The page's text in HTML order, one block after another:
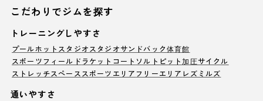
こだわりでジムを探す
トレーニングしやすさ
プールホットスタジオ スタジオサンドバック体育館
スポーツフィールド ラケットコート ソルトピット加圧サイクル
ストレッチスペース スポーツエリア フリーエリア レズミルズ
通いやすさ